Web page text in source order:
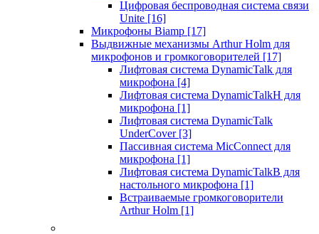
Цифровая беспроводная система связи
Unite [16]
Микрофоны Biamp [17]
Выдвижные механизмы Arthur Holm для
микрофонов и громкоговорителей [17]
Лифтовая система DynamicTalk для
микрофона [4]
Лифтовая система DynamicTalkH для
микрофона [1]
Лифтовая система DynamicTalk
UnderCover [3]
Пассивная система MicConnect для
микрофона [1]
Лифтовая система DynamicTalkB для
настольного микрофона [1]
Встраиваемые громкоговорители
Arthur Holm [1]